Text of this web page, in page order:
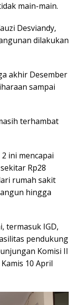
main-main.
Desviandy,
dilakukan
akhir Desember
sampai
terhambat
ini mencapai
Rp28
rumah sakit
hingga
termasuk IGD,
pendukung
Komisi II
10 April